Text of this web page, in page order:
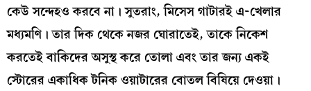
কেউ সন্দেহও করবে না। সুতরাং, মিসেস গাটারই এ-খেলার
মধ্যমণি। তার দিক থেকে নজর ঘোরাতেই, তাকে নিকেশ
করতেই বাকিদের অসুস্থ করে তোলা এবং তার জন্য একই
স্টোরের একাধিক টনিক ওয়াটারের বোতল বিষিয়ে দেওয়া।